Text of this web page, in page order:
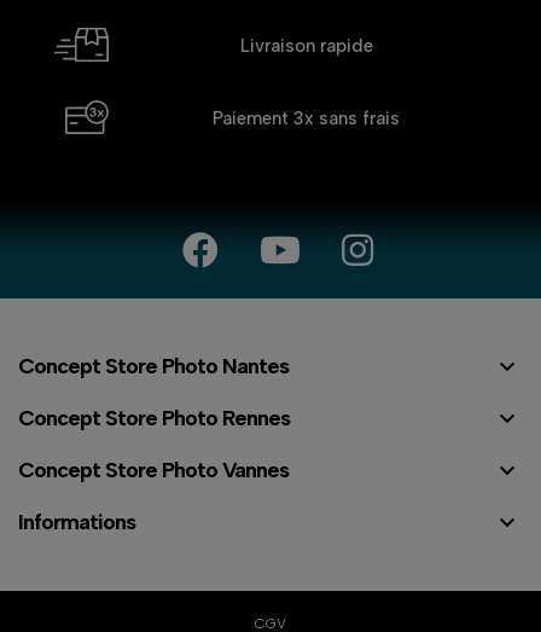
Livraison rapide
Paiement 3x sans frais
Concept Store Photo Nantes 
Concept Store Photo Rennes 
Concept Store Photo Vannes 
Informations 
CGV